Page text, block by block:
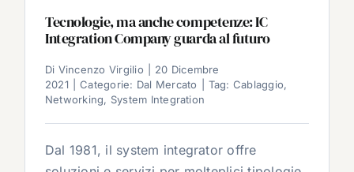
Tecnologie, ma anche competenze: IC
Integration Company guarda al futuro
Di Vincenzo Virgilio
20 Dicembre
2021
Categorie: Dal Mercato Tag: Cablaggio,
Networking, System Integration
Dal 1981, il system integrator offre